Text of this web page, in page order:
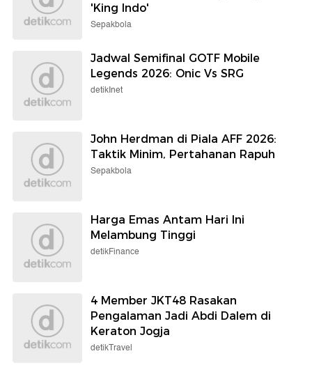
'King Indo'
Sepakbola
Jadwal Semifinal GOTF Mobile
Legends 2026: Onic Vs SRG
detikInet
John Herdman di Piala AFF 2026:
Taktik Minim, Pertahanan Rapuh
Sepakbola
Harga Emas Antam Hari Ini
Melambung Tinggi
detikFinance
4 Member JKT48 Rasakan
Pengalaman Jadi Abdi Dalem di
Keraton Jogja
detikTravel